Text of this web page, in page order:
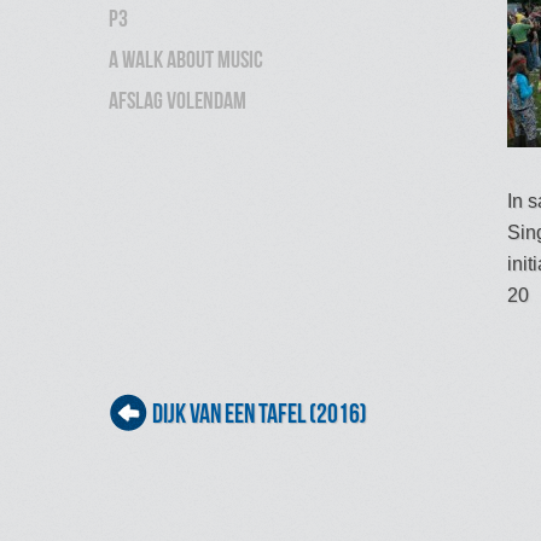
P3
A Walk About Music
Afslag Volendam
In
20
Post navigation
Dijk van een Tafel (2016)